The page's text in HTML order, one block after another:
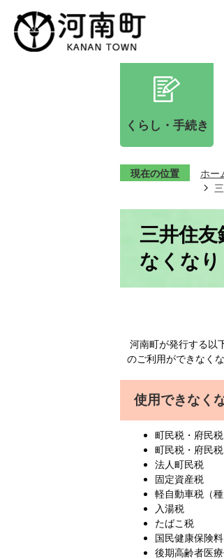
くらし・手続き
現在の位置 ホー
三井住
なくなり
河南町が発行する以
のご利用ができなくな
使用できなく
町民税・府民税
町民税・府民税
法人町民税
固定資産税
軽自動車税（種
入湯税
たばこ税
国民健康保険料
後期高齢者医